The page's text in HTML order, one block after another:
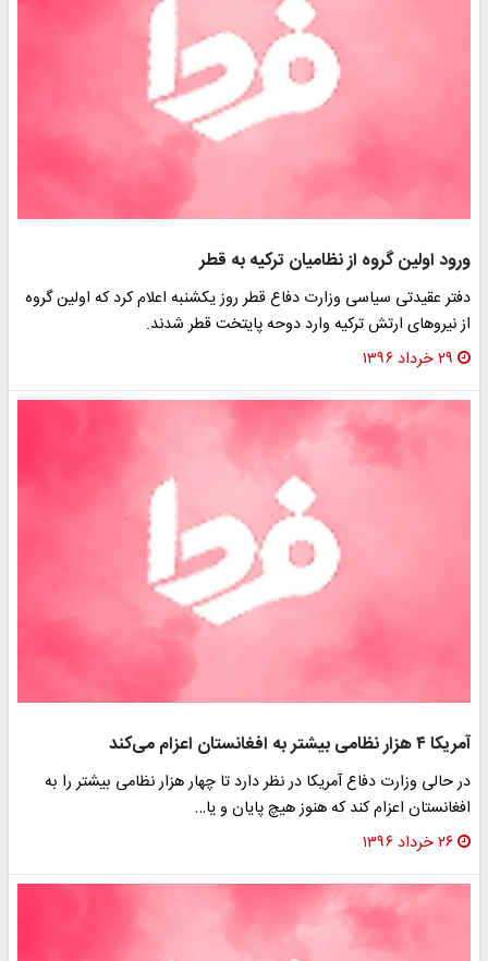
ورود اولین گروه از نظامیان ترکیه به قطر
دفتر عقیدتی سیاسی وزارت دفاع قطر روز یکشنبه اعلام کرد که اولین گروه
از نیروهای ارتش ترکیه وارد دوحه پایتخت قطر شدند.
۲۹ خرداد ۱۳۹۶
آمریکا ۴ هزار نظامی بیشتر به افغانستان اعزام می‌کند
در حالی وزارت دفاع آمریکا در نظر دارد تا چهار هزار نظامی بیشتر را به
افغانستان اعزام کند که هنوز هیچ پایان و یا…
۲۶ خرداد ۱۳۹۶